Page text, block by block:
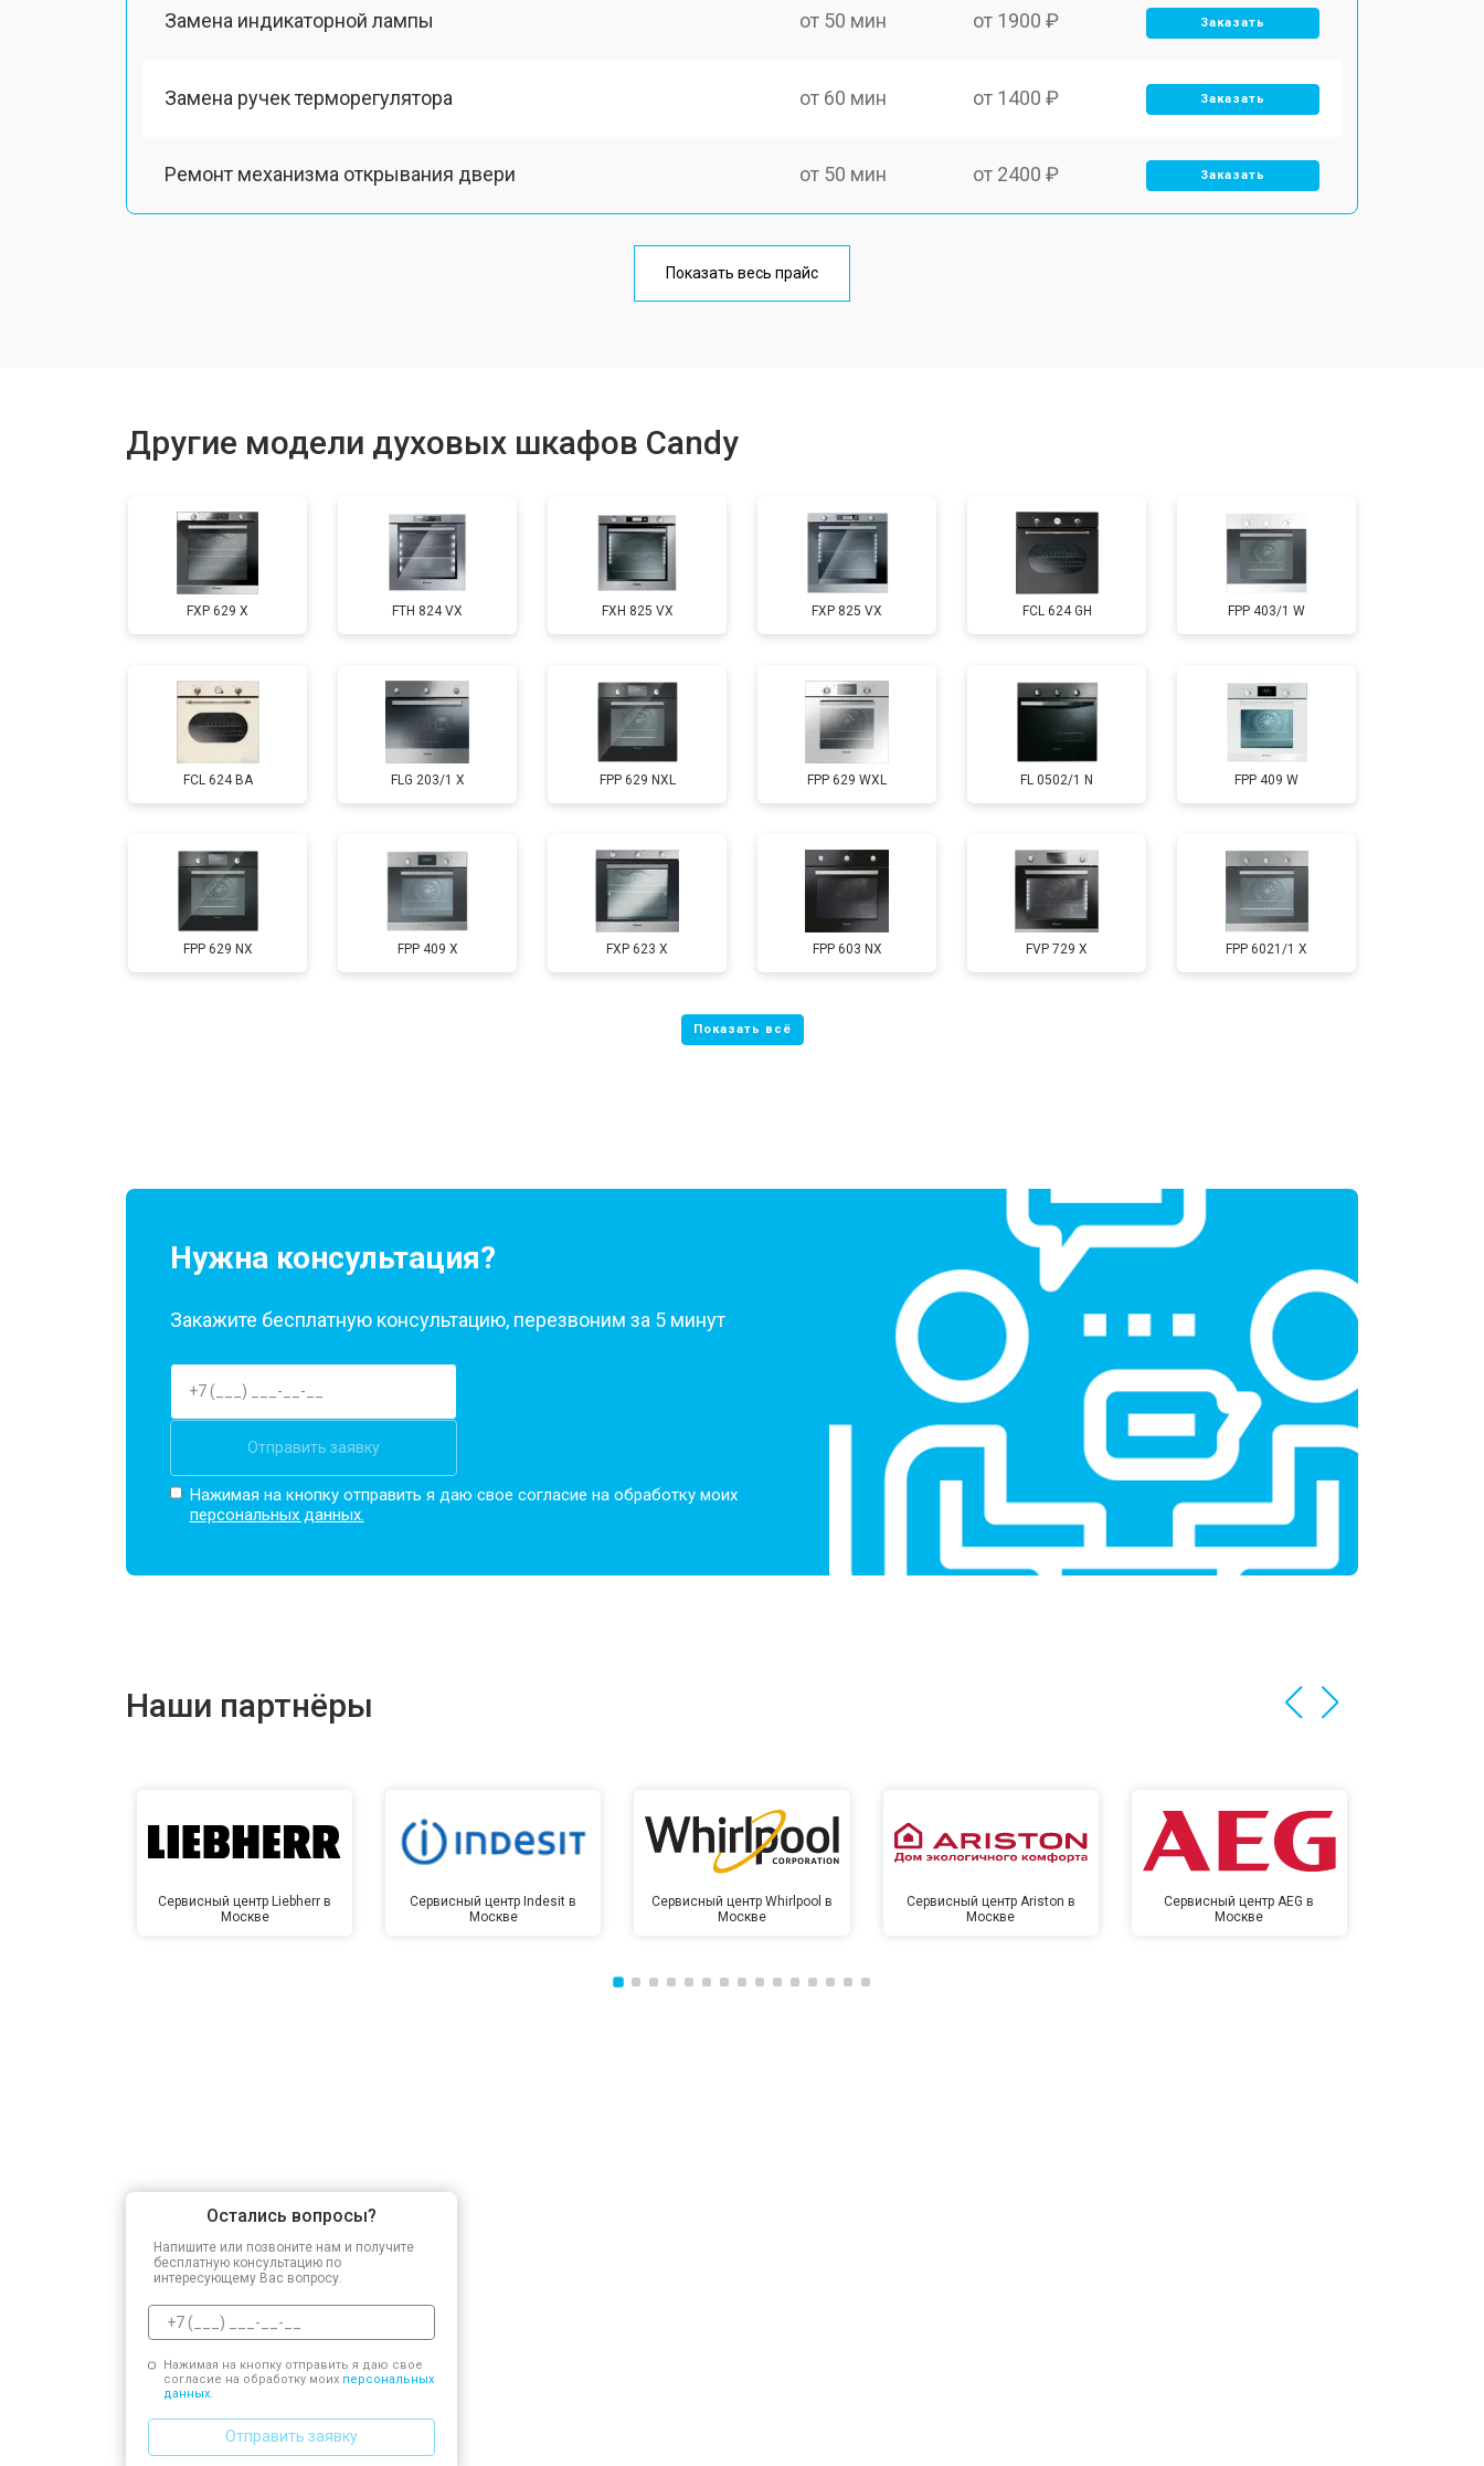
Замена индикаторной лампы от 50 мин от 1900 ₽ Заказать
Замена ручек терморегулятора от 60 мин от 1400 ₽ Заказать
Ремонт механизма открывания двери от 50 мин от 2400 ₽ Заказать
от 60 мин
Показать весь прайс
Другие модели духовых шкафов Candy
FXP 629 X FTH 824 VX FXH 825 VX FXP 825 VX FCL 624 GH FPP 403/1 W
FCL 624 BA FLG 203/1 X FPP 629 NXL FPP 629 WXL FL 0502/1 N FPP 409 W
FPP 629 NX FPP 409 X FXP 623 X FPP 603 NX FVP 729 X FPP 6021/1 X
Нужна консультация?
Закажите бесплатную консультацию, перезвоним за 5 минут
Отправить заявку
Нажимая на кнопку отправить я даю свое согласие на обработку моих
персональных данных.
Наши партнёры
Сервисный центр Liebherr в
Москве
Сервисный центр Indesit в
Москве
Сервисный центр Whirlpool в
Москве
Сервисный центр Ariston в
Москве
Сервисный центр AEG в
Москве
Остались вопросы?
Напишите или позвоните нам и получите
бесплатную консультацию по
интересующему Вас вопросу.
Нажимая на кнопку отправить я даю свое
согласие на обработку моих персональных
данных.
Отправить заявку